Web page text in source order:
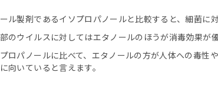
ル製剤であるイソプロパノールと比較すると、細菌に
のウイルスに対してはエタノールのほうが消毒効果が
ロパノールに比べて、エタノールの方が人体への毒
向いていると言えます。